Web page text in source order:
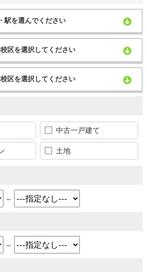
駅を選んでください
区を選択してください
区を選択してください
中古一戸建て
土地
～
～